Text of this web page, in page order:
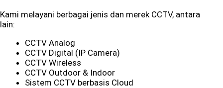
Kami melayani berbagai jenis dan merek CCTV, antara
lain:
CCTV Analog
CCTV Digital (IP Camera)
CCTV Wireless
CCTV Outdoor & Indoor
Sistem CCTV berbasis Cloud